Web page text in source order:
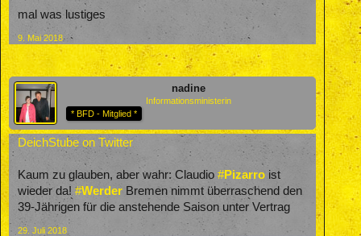
mal was lustiges
9. Mai 2018
nadine
Informationsministerin
* BFD - Mitglied *
DeichStube on Twitter
Kaum zu glauben, aber wahr: Claudio #Pizarro ist
wieder da! #Werder Bremen nimmt überraschend den
39-Jährigen für die anstehende Saison unter Vertrag
29. Juli 2018